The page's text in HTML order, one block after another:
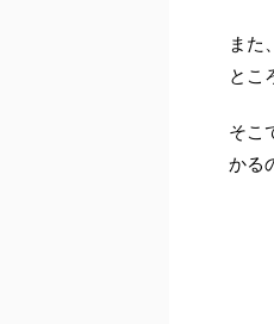
また
とこ
そこ
かる